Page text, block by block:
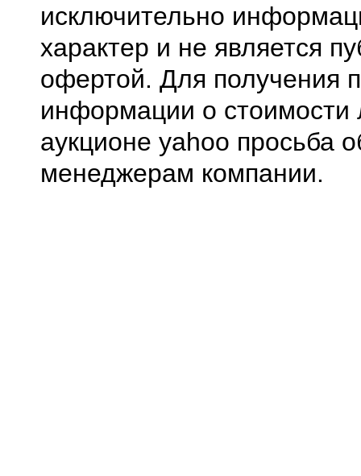
исключительно
характер и не является
офертой. Для получения
информации о стоимости
аукционе yahoo просьба
менеджерам компании.